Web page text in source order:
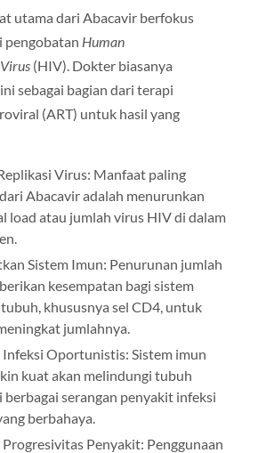
utama dari Abacavir berfokus
pengobatan Human
(HIV). Dokter biasanya
sebagai bagian dari terapi
(ART) untuk hasil yang
Virus: Manfaat paling
Abacavir adalah menurunkan
load atau jumlah virus HIV di dalam
Sistem Imun: Penurunan jumlah
kesempatan bagi sistem
khususnya sel CD4, untuk
jumlahnya.
Infeksi Oportunistis: Sistem imun
kuat akan melindungi tubuh
berbagai serangan penyakit infeksi
berbahaya.
Penyakit: Penggunaan